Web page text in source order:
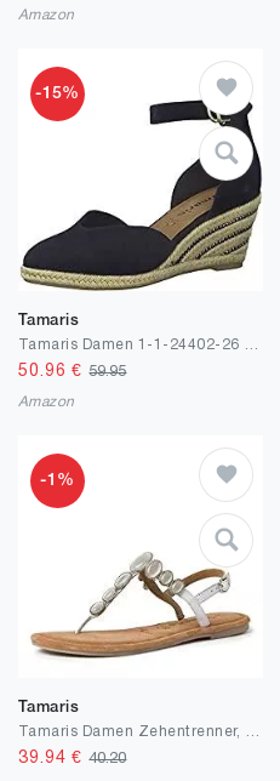
Amazon
-15%
Tamaris
50.96 €59.95
Amazon
-1%
Tamaris
39.94 €40.20